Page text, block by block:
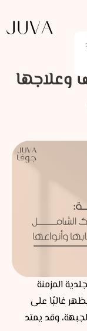
وعلاجها
المزمنة
غالبًا على
وقد يمتد